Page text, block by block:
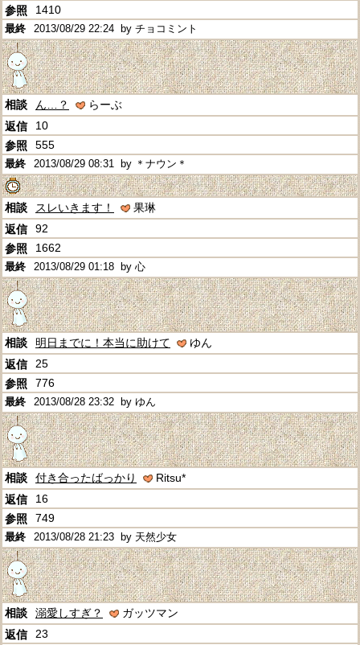
1410
2013/08/29 22:24 by チョコミント
ん…？
らーぶ
10
555
2013/08/29 08:31 by ＊ナウン＊
スレいきます！
果琳
92
1662
2013/08/29 01:18 by 心
明日までに！本当に助けて
ゆん
25
776
2013/08/28 23:32 by ゆん
付き合ったばっかり
Ritsu*
16
749
2013/08/28 21:23 by 天然少女
溺愛しすぎ？
ガッツマン
23